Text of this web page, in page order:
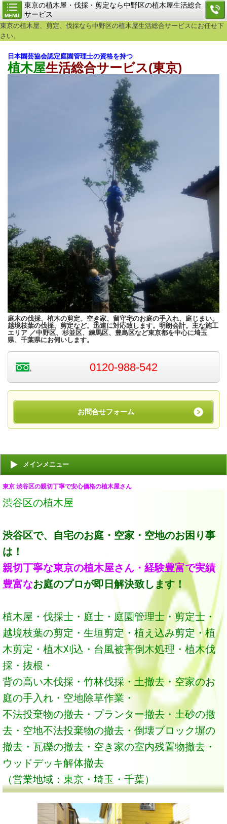
MENU
東京の植木屋・伐採・剪定なら中野区の植木屋生活総合
サービス
東京の植木屋、剪定、伐採なら中野区の植木屋生活総合サービスにお任せ下
さい。
日本園芸協会認定庭園管理士の資格を持つ
植木屋生活総合サービス(東京)
庭木の伐採、植木の剪定。空き家、留守宅のお庭の手入れ、庭じまい。
越境枝葉の伐採、剪定など。迅速に対応致します。明朗会計。主な施工
エリア ／中野区、杉並区、練馬区、豊島区など東京都を中心に埼玉
県、千葉県にお伺いします。
0120-988-542
お問合せフォーム
メインメニュー
東京 渋谷区の親切丁寧で安心価格の植木屋さん
渋谷区の植木屋
渋谷区で、自宅のお庭・空家・空地のお困り事
は！
親切丁寧な東京の植木屋さん・経験豊富で実績
豊富なお庭のプロが即日解決致します！
植木屋・伐採士・庭士・庭園管理士・剪定士・
越境枝葉の剪定・生垣剪定・植え込み剪定・植
木剪定・植木刈込・台風被害倒木処理・植木伐
採・抜根・
背の高い木伐採・竹林伐採・土撤去・空家のお
庭の手入れ・空地除草作業・
不法投棄物の撤去・プランター撤去・土砂の撤
去・空地不法投棄物の撤去・倒壊ブロック塀の
撤去・瓦礫の撤去・空き家の室内残置物撤去・
ウッドデッキ解体撤去
（営業地域：東京・埼玉・千葉）